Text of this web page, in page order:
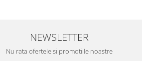
NEWSLETTER
Nu rata ofertele si promotiile noastre